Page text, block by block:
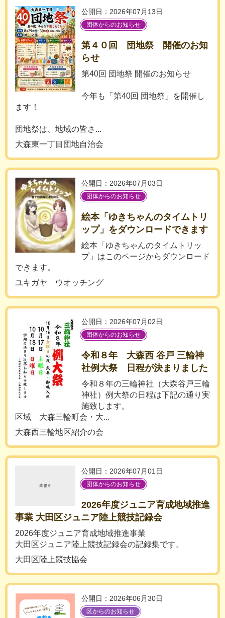
公開日：2026年07月13日
団体からのお知らせ
第４０回 団地祭 開催のお知
らせ
第40回 団地祭 開催のお知らせ
今年も「第40回 団地祭」を開催し
ます！
団地祭は、地域の皆さ...
大森東一丁目団地自治会
公開日：2026年07月03日
団体からのお知らせ
絵本「ゆきちゃんのタイムトリ
ップ」をダウンロードできます
絵本「ゆきちゃんのタイムトリッ
プ」はこのページからダウンロード
できます。
ユキガヤ ウオッチング
公開日：2026年07月02日
団体からのお知らせ
令和８年 大森西 谷戸 三輪神
社例大祭 日程が決まりました
令和８年の三輪神社（大森谷戸三輪
神社）例大祭の日程は下記の通り実
施致します。
区域 大森三輪町会・大...
大森西三輪地区紹介の会
公開日：2026年07月01日
団体からのお知らせ
2026年度ジュニア育成地域推進
事業 大田区ジュニア陸上競技記録会
2026年度ジュニア育成地域推進事業
大田区ジュニア陸上競技記録会の記録集です。
大田区陸上競技協会
公開日：2026年06月30日
区からのお知らせ